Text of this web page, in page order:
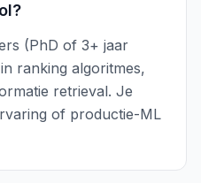
(PhD of 3+ jaar
ranking algoritmes,
retrieval. Je
of productie-ML